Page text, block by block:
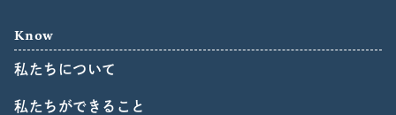
Know
私たちについて
私たちができること